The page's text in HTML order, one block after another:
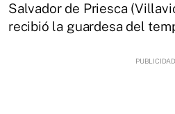
Salvador de Priesca
recibió la guardesa del